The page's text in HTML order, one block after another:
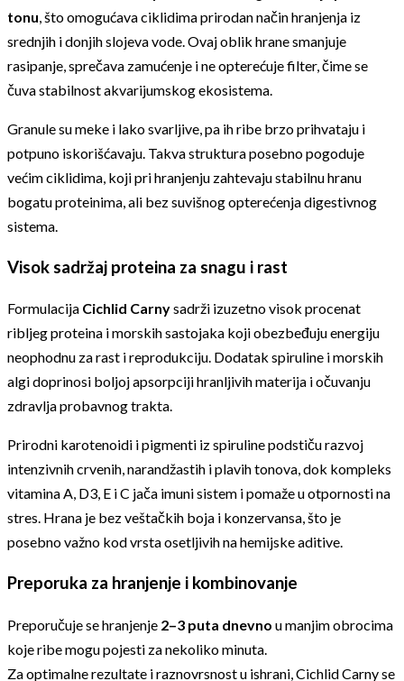
tonu, što omogućava ciklidima prirodan način hranjenja iz
srednjih i donjih slojeva vode. Ovaj oblik hrane smanjuje
rasipanje, sprečava zamućenje i ne opterećuje filter, čime se
čuva stabilnost akvarijumskog ekosistema.
Granule su meke i lako svarljive, pa ih ribe brzo prihvataju i
potpuno iskorišćavaju. Takva struktura posebno pogoduje
većim ciklidima, koji pri hranjenju zahtevaju stabilnu hranu
bogatu proteinima, ali bez suvišnog opterećenja digestivnog
sistema.
Visok sadržaj proteina za snagu i rast
Formulacija Cichlid Carnysadrži izuzetno visok procenat
ribljeg proteina i morskih sastojaka koji obezbeđuju energiju
neophodnu za rast i reprodukciju. Dodatak spiruline i morskih
algi doprinosi boljoj apsorpciji hranljivih materija i očuvanju
zdravlja probavnog trakta.
Prirodni karotenoidi i pigmenti iz spiruline podstiču razvoj
intenzivnih crvenih, narandžastih i plavih tonova, dok kompleks
vitamina A, D3, E i C jača imuni sistem i pomaže u otpornosti na
stres. Hrana je bez veštačkih boja i konzervansa, što je
posebno važno kod vrsta osetljivih na hemijske aditive.
Preporuka za hranjenje i kombinovanje
Preporučuje se hranjenje 2–3 puta dnevno u manjim obrocima
koje ribe mogu pojesti za nekoliko minuta.
Za optimalne rezultate i raznovrsnost u ishrani, Cichlid Carny se